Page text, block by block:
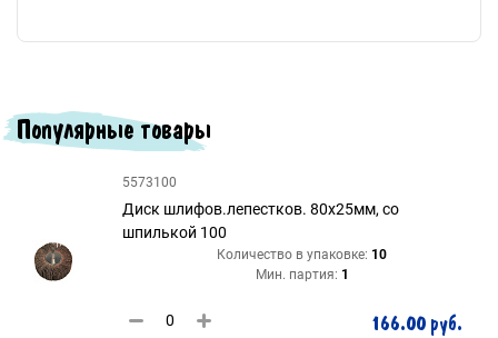
Популярные товары
5573100
Диск шлифов.лепестков. 80х25мм, со
шпилькой 100
Количество в упаковке: 10
Мин. партия: 1
166.00 руб.